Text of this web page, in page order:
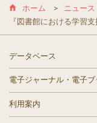
ホーム
ニュース
『図書館における学習
データベース
電子ジャーナル・電子ブ
利用案内